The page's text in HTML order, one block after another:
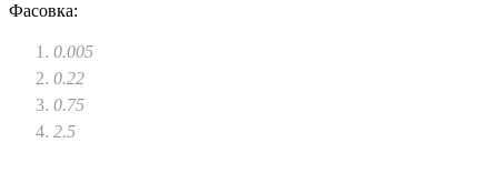
Фасовка:
0.005
0.22
0.75
2.5